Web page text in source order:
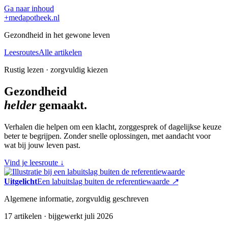
Ga naar inhoud
+medapotheek.nl
Gezondheid in het gewone leven
LeesroutesAlle artikelen
Rustig lezen · zorgvuldig kiezen
Gezondheid
heldergemaakt.
Verhalen die helpen om een klacht, zorggesprek of dagelijkse keuze
beter te begrijpen. Zonder snelle oplossingen, met aandacht voor
wat bij jouw leven past.
Vind je leesroute ↓
UitgelichtEen labuitslag buiten de referentiewaarde ↗
Algemene informatie, zorgvuldig geschreven
17 artikelen · bijgewerkt juli 2026